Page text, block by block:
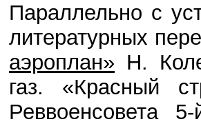
Параллельно с
литературных
аэроплан» Н.
газ. «Красный
Реввоенсовета